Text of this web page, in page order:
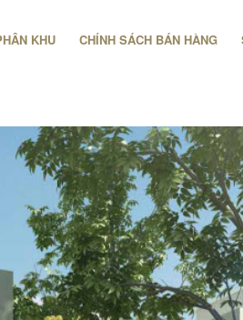
KHU CHÍNH SÁCH BÁN HÀNG